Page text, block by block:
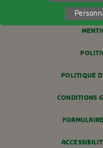
POLITIQUE
CONDITIONS